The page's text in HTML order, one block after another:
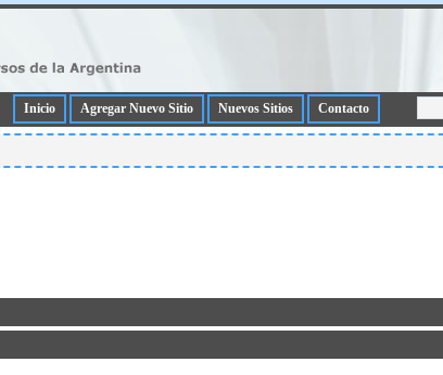
Inicio Agregar Nuevo Sitio Nuevos Sitios Contacto